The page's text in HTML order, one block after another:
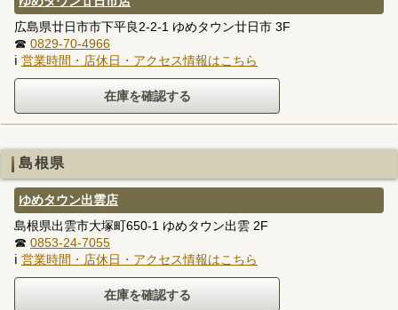
広島県廿日市市下平良2-2-1 ゆめタウン廿日市 3F
☎ 0829-70-4966
ℹ 営業時間・店休日・アクセス情報はこちら
島根県
ゆめタウン出雲店
島根県出雲市大塚町650-1 ゆめタウン出雲 2F
☎ 0853-24-7055
ℹ 営業時間・店休日・アクセス情報はこちら